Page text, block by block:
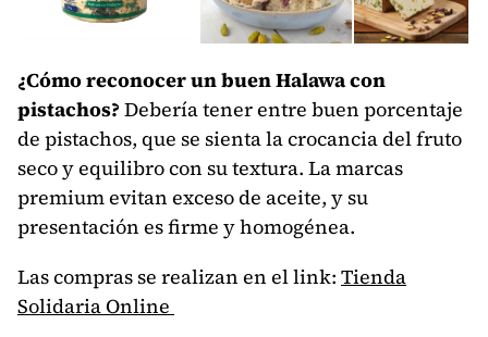
¿Cómo reconocer un buen Halawa con
pistachos? Debería tener entre buen porcentaje
de pistachos, que se sienta la crocancia del fruto
seco y equilibro con su textura. La marcas
premium evitan exceso de aceite, y su
presentación es firme y homogénea.
Las compras se realizan en el link: Tienda
Solidaria Online